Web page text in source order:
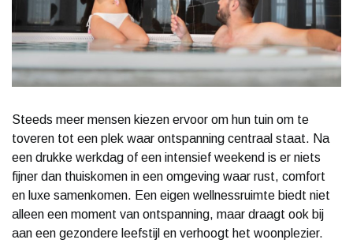
Steeds meer mensen kiezen ervoor om hun tuin om te
toveren tot een plek waar ontspanning centraal staat. Na
een drukke werkdag of een intensief weekend is er niets
fijner dan thuiskomen in een omgeving waar rust, comfort
en luxe samenkomen. Een eigen wellnessruimte biedt niet
alleen een moment van ontspanning, maar draagt ook bij
aan een gezondere leefstijl en verhoogt het woonplezier.